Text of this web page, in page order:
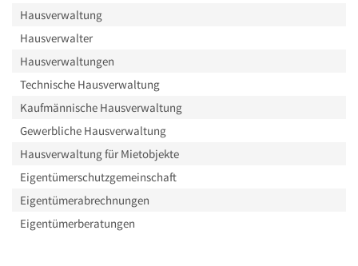
Hausverwaltung
Hausverwalter
Hausverwaltungen
Technische Hausverwaltung
Kaufmännische Hausverwaltung
Gewerbliche Hausverwaltung
Hausverwaltung für Mietobjekte
Eigentümerschutzgemeinschaft
Eigentümerabrechnungen
Eigentümerberatungen